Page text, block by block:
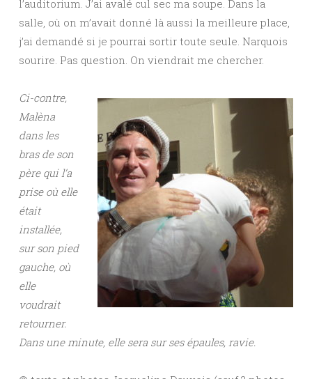
l’auditorium. J’ai avalé cul sec ma soupe. Dans la
salle, où on m’avait donné là aussi la meilleure place,
j’ai demandé si je pourrai sortir toute seule. Narquois
sourire. Pas question. On viendrait me chercher.
Ci-contre,
Malèna
dans les
bras de son
père qui l’a
prise où elle
était
installée,
sur son pied
gauche, où
elle
voudrait
retourner.
Dans une minute, elle sera sur ses épaules, ravie.